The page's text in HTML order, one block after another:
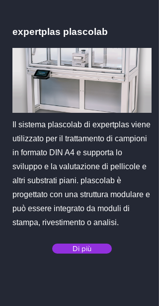
expertplas plascolab
Il sistema plascolab di expertplas viene
utilizzato per il trattamento di campioni
in formato DIN A4 e supporta lo
sviluppo e la valutazione di pellicole e
altri substrati piani. plascolab è
progettato con una struttura modulare e
può essere integrato da moduli di
stampa, rivestimento o analisi.
Di più